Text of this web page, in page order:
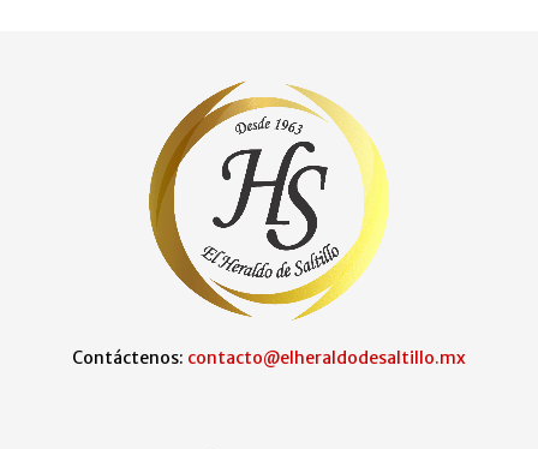
Contáctenos: contacto@elheraldodesaltillo.mx